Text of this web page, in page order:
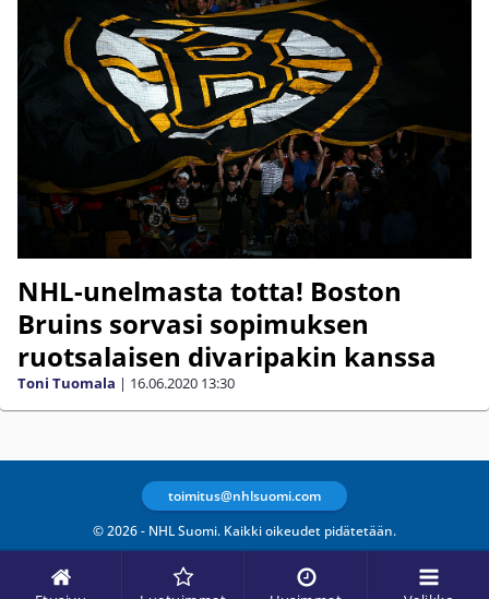
NHL-unelmasta totta! Boston
Bruins sorvasi sopimuksen
ruotsalaisen divaripakin kanssa
Toni Tuomala | 16.06.2020 13:30
© 2026 - NHL Suomi. Kaikki oikeudet pidätetään.
toimitus@nhlsuomi.com